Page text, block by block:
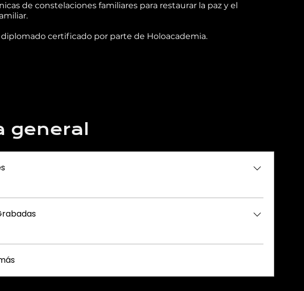
de constelaciones familiares para restaurar la paz y el
diplomado certificado por parte de Holoacademia.
general